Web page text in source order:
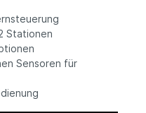
Stationen
Sensoren für